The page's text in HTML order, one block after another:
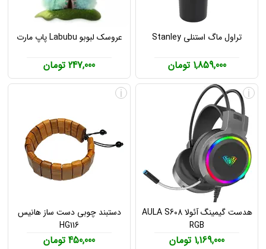
تراول ماگ استنلی Stanley
1,859,000 تومان
عروسک لبوبو Labubu پاپ مارت
247,000 تومان
هدست گیمینگ آئولا AULA S608
RGB
1,169,000 تومان
i
دستبند چوبی دست ساز هانیس
HG116
450,000 تومان
i